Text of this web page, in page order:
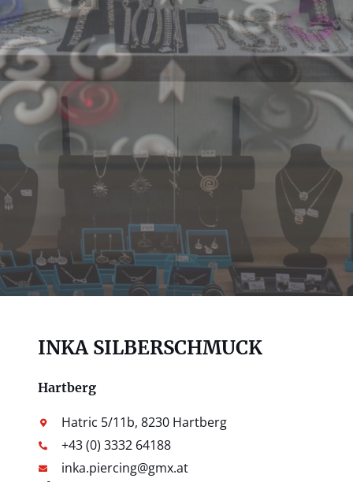
INKA SILBERSCHMUCK
Hartberg
Hatric 5/11b, 8230 Hartberg
+43 (0) 3332 64188
inka.piercing@gmx.at